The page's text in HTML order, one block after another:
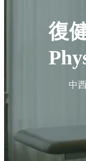
復
中